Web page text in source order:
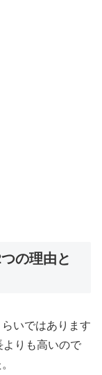
の理由と
いではあります
りも高いので